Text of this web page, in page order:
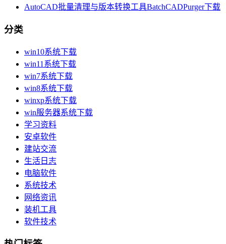
AutoCAD批量清理与版本转换工具BatchCADPurger下载
分类
win10系统下载
win11系统下载
win7系统下载
win8系统下载
winxp系统下载
win服务器系统下载
学习资料
安卓软件
建站交流
生活日志
电脑软件
系统技术
网络资讯
装机工具
软件技术